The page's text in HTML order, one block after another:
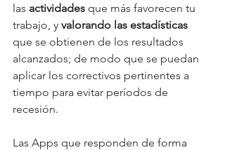
las actividades que más favorecen tu
trabajo, y valorando las estadísticas
que se obtienen de los resultados
alcanzados; de modo que se puedan
aplicar los correctivos pertinentes a
tiempo para evitar períodos de
recesión.
Las Apps que responden de forma